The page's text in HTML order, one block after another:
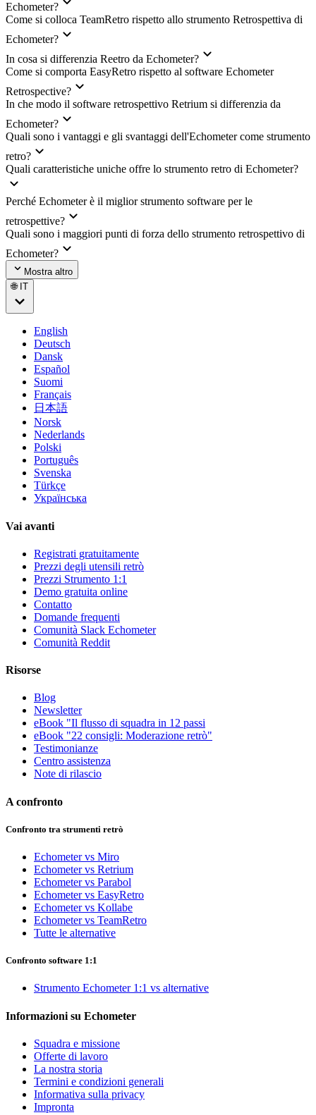
Echometer?
Come si colloca TeamRetro rispetto allo strumento Retrospettiva di
Echometer?
In cosa si differenzia Reetro da Echometer?
Come si comporta EasyRetro rispetto al software Echometer
Retrospective?
In che modo il software retrospettivo Retrium si differenzia da
Echometer?
Quali sono i vantaggi e gli svantaggi dell'Echometer come strumento
retro?
Quali caratteristiche uniche offre lo strumento retro di Echometer?
Perché Echometer è il miglior strumento software per le
retrospettive?
Quali sono i maggiori punti di forza dello strumento retrospettivo di
Echometer?
Mostra altro
🌐 IT
English
Deutsch
Dansk
Español
Suomi
Français
日本語
Norsk
Nederlands
Polski
Português
Svenska
Türkçe
Українська
Vai avanti
Registrati gratuitamente
Prezzi degli utensili retrò
Prezzi Strumento 1:1
Demo gratuita online
Contatto
Domande frequenti
Comunità Slack Echometer
Comunità Reddit
Risorse
Blog
Newsletter
eBook "Il flusso di squadra in 12 passi
eBook "22 consigli: Moderazione retrò"
Testimonianze
Centro assistenza
Note di rilascio
A confronto
Confronto tra strumenti retrò
Echometer vs Miro
Echometer vs Retrium
Echometer vs Parabol
Echometer vs EasyRetro
Echometer vs Kollabe
Echometer vs TeamRetro
Tutte le alternative
Confronto software 1:1
Strumento Echometer 1:1 vs alternative
Informazioni su Echometer
Squadra e missione
Offerte di lavoro
La nostra storia
Termini e condizioni generali
Informativa sulla privacy
Impronta